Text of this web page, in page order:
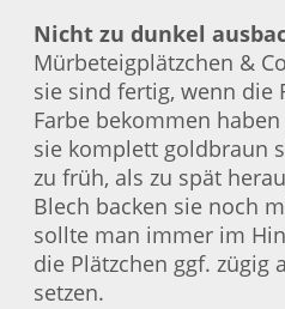
Nicht zu dunkel
Mürbeteigplätzchen &
sie sind fertig, wenn die
Farbe bekommen
sie komplett goldbraun
zu früh, als zu spät
Blech backen sie noch
sollte man immer im
die Plätzchen ggf. zügig
setzen.